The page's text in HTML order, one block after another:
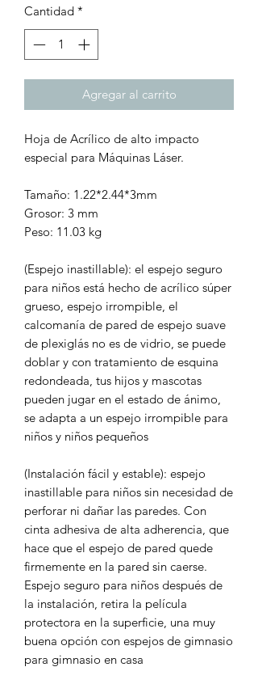
Cantidad *
Agregar al carrito
Hoja de Acrílico de alto impacto
especial para Máquinas Láser.
Tamaño: 1.22*2.44*3mm
Grosor: 3 mm
Peso: 11.03 kg
(Espejo inastillable): el espejo seguro
para niños está hecho de acrílico súper
grueso, espejo irrompible, el
calcomanía de pared de espejo suave
de plexiglás no es de vidrio, se puede
doblar y con tratamiento de esquina
redondeada, tus hijos y mascotas
pueden jugar en el estado de ánimo,
se adapta a un espejo irrompible para
niños y niños pequeños
(Instalación fácil y estable): espejo
inastillable para niños sin necesidad de
perforar ni dañar las paredes. Con
cinta adhesiva de alta adherencia, que
hace que el espejo de pared quede
firmemente en la pared sin caerse.
Espejo seguro para niños después de
la instalación, retira la película
protectora en la superficie, una muy
buena opción con espejos de gimnasio
para gimnasio en casa